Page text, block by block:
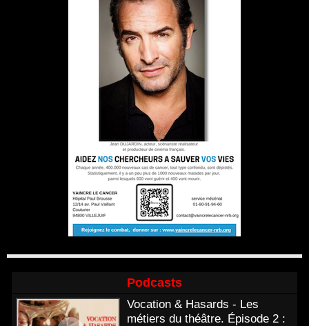
Podcasts
Vocation & Hasards - Les
métiers du théâtre. Épisode 2 :